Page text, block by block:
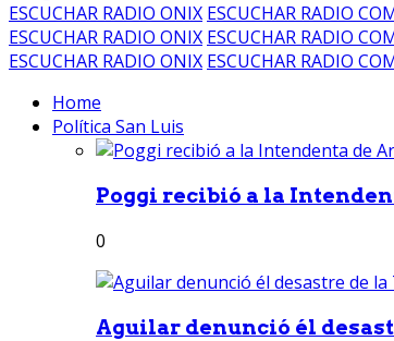
ESCUCHAR RADIO ONIX ESCUCHAR RADIO
ESCUCHAR RADIO ONIX ESCUCHAR RADIO
ESCUCHAR RADIO ONIX ESCUCHAR RADIO
Home
Política San Luis
Poggi recibió a la
0
Aguilar denunció él